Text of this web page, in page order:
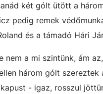
két gólt ütött a
pedig remek
és a támadó Hári
a mi szintünk, ám
három gólt szereztek
- igaz, rosszul